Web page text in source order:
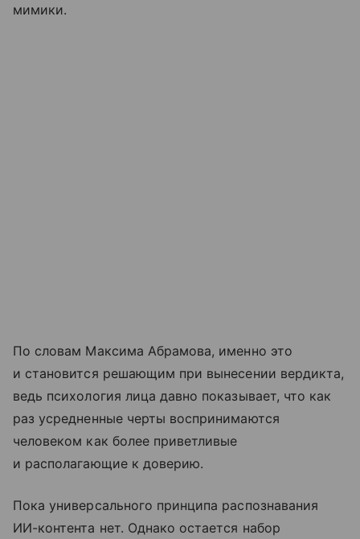
мимики.
По словам Максима Абрамова, именно это
и становится решающим при вынесении вердикта,
ведь психология лица давно показывает, что как
раз усредненные черты воспринимаются
человеком как более приветливые
и располагающие к доверию.
Пока универсального принципа распознавания
ИИ-контента нет. Однако остается набор